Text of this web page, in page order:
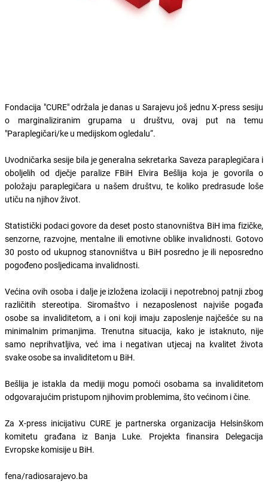
Fondacija "CURE" održala je danas u Sarajevu još jednu X-press sesiju
o marginaliziranim grupama u društvu, ovaj put na temu
"Paraplegičari/ke u medijskom ogledalu“.
Uvodničarka sesije bila je generalna sekretarka Saveza paraplegičara i
oboljelih od dječje paralize FBiH Elvira Bešlija koja je govorila o
položaju paraplegičara u našem društvu, te koliko predrasude loše
utiču na njihov život.
Statistički podaci govore da deset posto stanovništva BiH ima fizičke,
senzorne, razvojne, mentalne ili emotivne oblike invalidnosti. Gotovo
30 posto od ukupnog stanovništva u BiH posredno je ili neposredno
pogođeno posljedicama invalidnosti.
Većina ovih osoba i dalje je izložena izolaciji i nepotrebnoj patnji zbog
različitih stereotipa. Siromaštvo i nezaposlenost najviše pogađa
osobe sa invaliditetom, a i oni koji imaju zaposlenje najčešće su na
minimalnim primanjima. Trenutna situacija, kako je istaknuto, nije
samo neprihvatljiva, već ima i negativan utjecaj na kvalitet života
svake osobe sa invaliditetom u BiH.
Bešlija je istakla da mediji mogu pomoći osobama sa invaliditetom
odgovarajućim pristupom njihovim problemima, što većinom i čine.
Za X-press inicijativu CURE je partnerska organizacija Helsinškom
komitetu građana iz Banja Luke. Projekta finansira Delegacija
Evropske komisije u BiH.
fena/radiosarajevo.ba